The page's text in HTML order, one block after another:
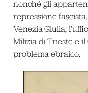
nonché gli
repressione
Venezia Giulia,
Milizia di Trieste e
problema ebraico.